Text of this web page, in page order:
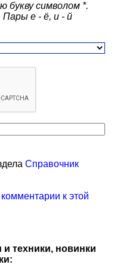
букву символом *.
е - ё, и - й
Справочник
комментарии к этой
техники, новинки